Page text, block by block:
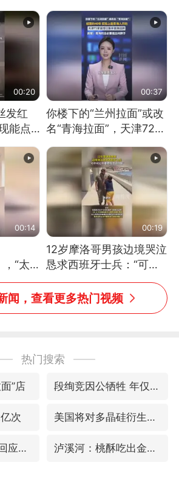
参考
开门：午休到几点
00:20
发红
能点
报警
00:37
你楼下的“兰州拉面”或改
名“青海拉面”，天津72家
面馆已集体更换招牌
00:14
，“太
长大的
位考级
（来
00:19
12岁摩洛哥男孩边境哭泣
恳求西班牙士兵：“可不
可以不要把我遣返回国”
闻，查看更多热门视频
热门搜索
”店 段绚竞因公牺牲 年仅44岁
次 美国将对多晶硅衍生品加征15%关税
泰交通部副部长回应中国人遭歧视手势 泸溪河：桃酥吃出金属牙冠视频不实